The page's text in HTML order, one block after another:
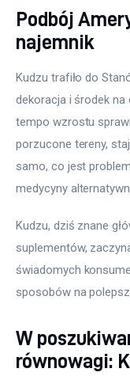
Podbój
najemnik
Kudzu trafiło do
dekoracja i środek na
tempo wzrostu
porzucone tereny,
samo, co jest
medycyny
Kudzu, dziś znane
suplementów,
świadomych
sposobów na
W
równowagi: